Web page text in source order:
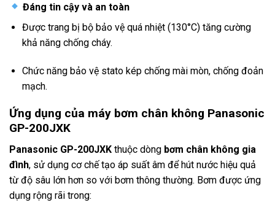
Đáng tin cậy và an toàn
Được trang bị bộ bảo vệ quá nhiệt (130°C) tăng cường
khả năng chống cháy.
Chức năng bảo vệ stato kép chống mài mòn, chống đoản
mạch.
Ứng dụng của máy bơm chân không Panasonic
GP-200JXK
Panasonic GP-200JXK thuộc dòng bơm chân không gia
đình, sử dụng cơ chế tạo áp suất âm để hút nước hiệu quả
từ độ sâu lớn hơn so với bơm thông thường. Bơm được ứng
dụng rộng rãi trong: